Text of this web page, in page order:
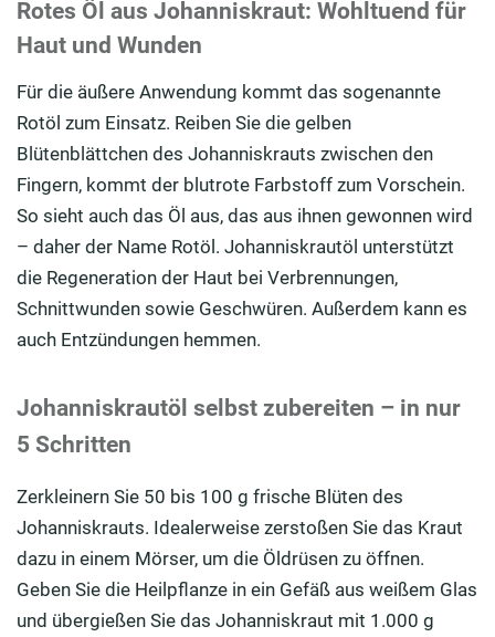
Rotes Öl aus Johanniskraut: Wohltuend für
Haut und Wunden
Für die äußere Anwendung kommt das sogenannte
Rotöl zum Einsatz. Reiben Sie die gelben
Blütenblättchen des Johanniskrauts zwischen den
Fingern, kommt der blutrote Farbstoff zum Vorschein.
So sieht auch das Öl aus, das aus ihnen gewonnen wird
– daher der Name Rotöl. Johanniskrautöl unterstützt
die Regeneration der Haut bei Verbrennungen,
Schnittwunden sowie Geschwüren. Außerdem kann es
auch Entzündungen hemmen.
Johanniskrautöl selbst zubereiten – in nur
5 Schritten
Zerkleinern Sie 50 bis 100 g frische Blüten des
Johanniskrauts. Idealerweise zerstoßen Sie das Kraut
dazu in einem Mörser, um die Öldrüsen zu öffnen.
Geben Sie die Heilpflanze in ein Gefäß aus weißem Glas
und übergießen Sie das Johanniskraut mit 1.000 g